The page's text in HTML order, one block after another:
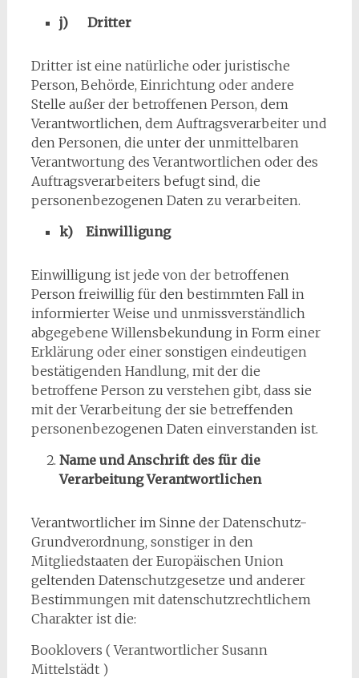
j) Dritter
Dritter ist eine natürliche oder juristische
Person, Behörde, Einrichtung oder andere
Stelle außer der betroffenen Person, dem
Verantwortlichen, dem Auftragsverarbeiter und
den Personen, die unter der unmittelbaren
Verantwortung des Verantwortlichen oder des
Auftragsverarbeiters befugt sind, die
personenbezogenen Daten zu verarbeiten.
k) Einwilligung
Einwilligung ist jede von der betroffenen
Person freiwillig für den bestimmten Fall in
informierter Weise und unmissverständlich
abgegebene Willensbekundung in Form einer
Erklärung oder einer sonstigen eindeutigen
bestätigenden Handlung, mit der die
betroffene Person zu verstehen gibt, dass sie
mit der Verarbeitung der sie betreffenden
personenbezogenen Daten einverstanden ist.
Name und Anschrift des für die
Verarbeitung Verantwortlichen
Verantwortlicher im Sinne der Datenschutz-
Grundverordnung, sonstiger in den
Mitgliedstaaten der Europäischen Union
geltenden Datenschutzgesetze und anderer
Bestimmungen mit datenschutzrechtlichem
Charakter ist die:
Booklovers ( Verantwortlicher Susann
Mittelstädt )